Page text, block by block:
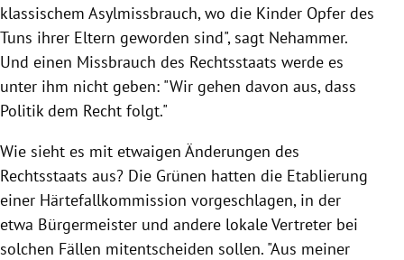
klassischem Asylmissbrauch, wo die Kinder Opfer des
Tuns ihrer Eltern geworden sind", sagt Nehammer.
Und einen Missbrauch des Rechtsstaats werde es
unter ihm nicht geben: "Wir gehen davon aus, dass
Politik dem Recht folgt."
Wie sieht es mit etwaigen Änderungen des
Rechtsstaats aus? Die Grünen hatten die Etablierung
einer Härtefallkommission vorgeschlagen, in der
etwa Bürgermeister und andere lokale Vertreter bei
solchen Fällen mitentscheiden sollen. "Aus meiner